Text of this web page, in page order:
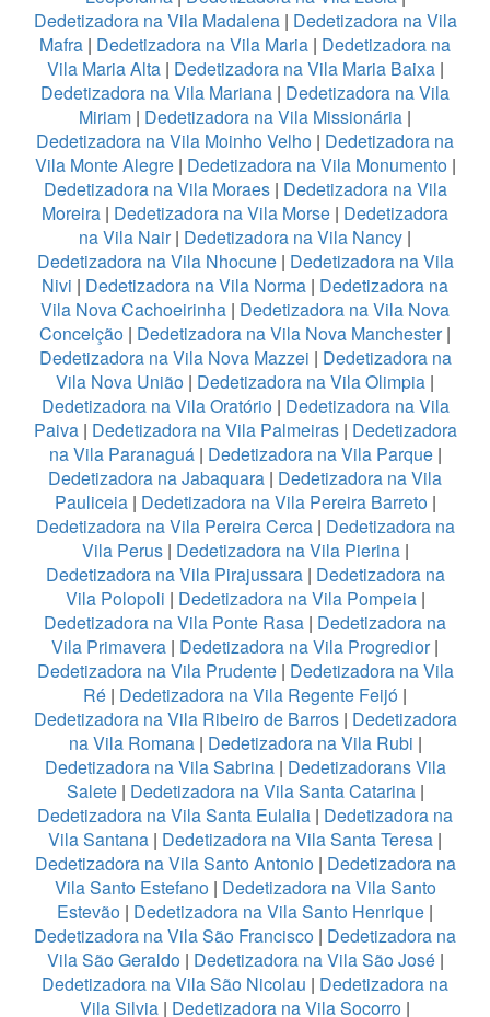
Dedetizadora na Vila Madalena| Dedetizadora na Vila
Mafra | Dedetizadora na Vila Maria | Dedetizadora na
Vila Maria Alta| Dedetizadora na Vila Maria Baixa|
Dedetizadora na Vila Mariana | Dedetizadora na Vila
Miriam | Dedetizadora na Vila Missionária |
Dedetizadora na Vila Moinho Velho | Dedetizadora na
Vila Monte Alegre| Dedetizadora na Vila Monumento|
Dedetizadora na Vila Moraes| Dedetizadora na Vila
Moreira | Dedetizadora na Vila Morse | Dedetizadora
na Vila Nair| Dedetizadora na Vila Nancy |
Dedetizadora na Vila Nhocune| Dedetizadora na Vila
Nivi | Dedetizadora na Vila Norma | Dedetizadora na
Vila Nova Cachoeirinha | Dedetizadora na Vila Nova
Conceição | Dedetizadora na Vila Nova Manchester|
Dedetizadora na Vila Nova Mazzei | Dedetizadora na
Vila Nova União | Dedetizadora na Vila Olimpia |
Dedetizadora na Vila Oratório| Dedetizadora na Vila
Paiva| Dedetizadora na Vila Palmeiras| Dedetizadora
na Vila Paranaguá| Dedetizadora na Vila Parque|
Dedetizadora na Jabaquara | Dedetizadora na Vila
Pauliceia| Dedetizadora na Vila Pereira Barreto|
Dedetizadora na Vila Pereira Cerca| Dedetizadora na
Vila Perus| Dedetizadora na Vila Pierina|
Dedetizadora na Vila Pirajussara| Dedetizadora na
Vila Polopoli | Dedetizadora na Vila Pompeia|
Dedetizadora na Vila Ponte Rasa | Dedetizadora na
Vila Primavera | Dedetizadora na Vila Progredior|
Dedetizadora na Vila Prudente| Dedetizadora na Vila
Ré | Dedetizadora na Vila Regente Feijó |
Dedetizadora na Vila Ribeiro de Barros| Dedetizadora
na Vila Romana| Dedetizadora na Vila Rubi |
Dedetizadora na Vila Sabrina| Dedetizadorans Vila
Salete| Dedetizadora na Vila Santa Catarina|
Dedetizadora na Vila Santa Eulalia | Dedetizadora na
Vila Santana | Dedetizadora na Vila Santa Teresa |
Dedetizadora na Vila Santo Antonio| Dedetizadora na
Vila Santo Estefano| Dedetizadora na Vila Santo
Estevão | Dedetizadora na Vila Santo Henrique |
Dedetizadora na Vila São Francisco | Dedetizadora na
Vila São Geraldo| Dedetizadora na Vila São José|
Dedetizadora na Vila São Nicolau | Dedetizadora na
Vila Silvia | Dedetizadora na Vila Socorro |